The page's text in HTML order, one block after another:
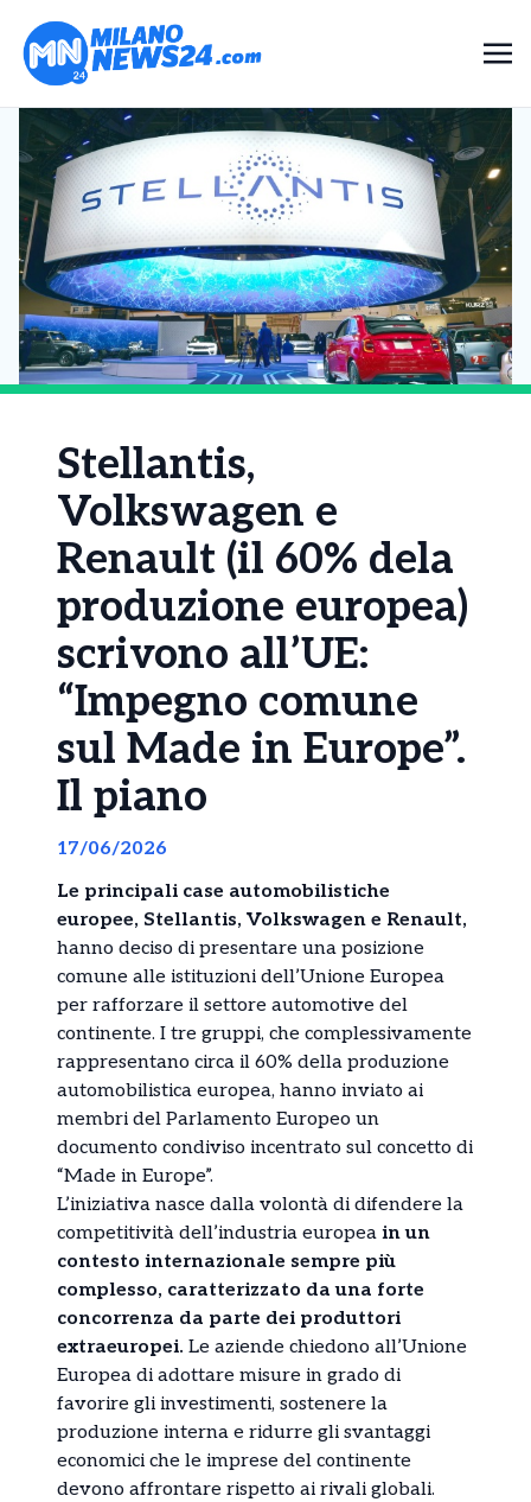
Stellantis,
Volkswagen e
Renault (il 60% dela
produzione europea)
scrivono all’UE:
“Impegno comune
sul Made in Europe”.
Il piano
17/06/2026
Le principali case automobilistiche
europee, Stellantis, Volkswagen e Renault,
hanno deciso di presentare una posizione
comune alle istituzioni dell’Unione Europea
per rafforzare il settore automotive del
continente. I tre gruppi, che complessivamente
rappresentano circa il 60% della produzione
automobilistica europea, hanno inviato ai
membri del Parlamento Europeo un
documento condiviso incentrato sul concetto di
“Made in Europe”.
L’iniziativa nasce dalla volontà di difendere la
competitività dell’industria europea in un
contesto internazionale sempre più
complesso, caratterizzato da una forte
concorrenza da parte dei produttori
extraeuropei. Le aziende chiedono all’Unione
Europea di adottare misure in grado di
favorire gli investimenti, sostenere la
produzione interna e ridurre gli svantaggi
economici che le imprese del continente
devono affrontare rispetto ai rivali globali.